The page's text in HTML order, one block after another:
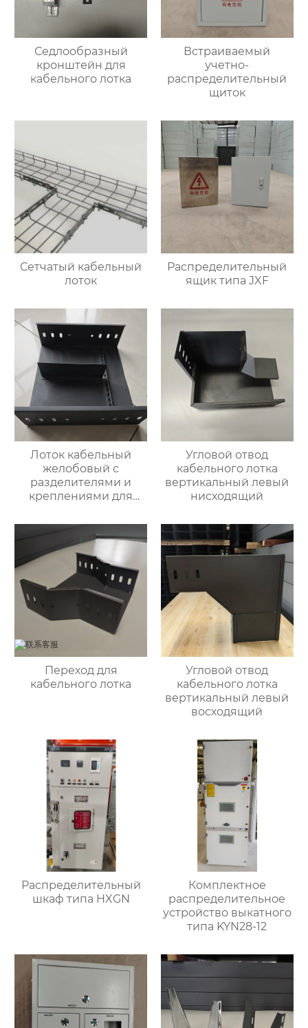
Седлообразный
кронштейн для
кабельного лотка
Встраиваемый
учетно-
распределительный
щиток
Сетчатый кабельный
лоток
Распределительный
ящик типа JXF
Лоток кабельный
желобовый с
разделителями и
креплениями для
Угловой отвод
кабельного лотка
вертикальный левый
нисходящий
Переход для
кабельного лотка
Угловой отвод
кабельного лотка
вертикальный левый
восходящий
Распределительный
шкаф типа HXGN
Комплектное
распределительное
устройство выкатного
типа KYN28-12